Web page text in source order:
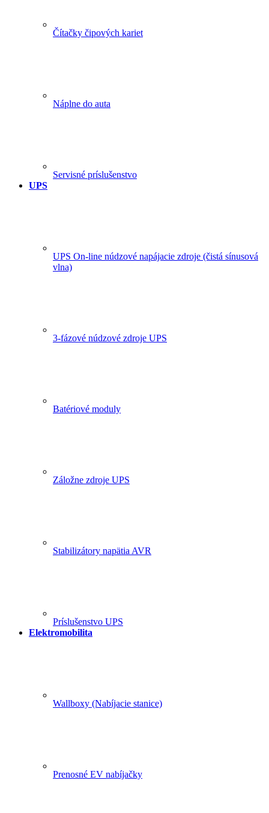
Čítačky čipových kariet
Náplne do auta
Servisné príslušenstvo
UPS
UPS On-line núdzové napájacie zdroje (čistá sínusová
vlna)
3-fázové núdzové zdroje UPS
Batériové moduly
Záložne zdroje UPS
Stabilizátory napätia AVR
Príslušenstvo UPS
Elektromobilita
Wallboxy (Nabíjacie stanice)
Prenosné EV nabíjačky